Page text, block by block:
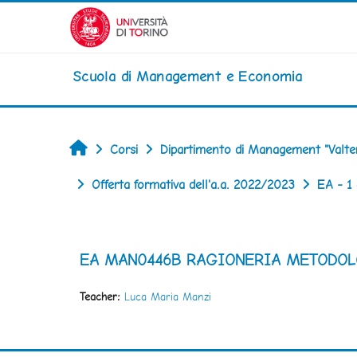
Vai al contenuto principale
Scuola di Management e Economia
Home
Corsi Dipartimento di Management
Offerta formativa dell'a.a. 2022/2023 EA - 1
EA MAN0446B RAGIONERIA
Teacher: Luca Maria Manzi